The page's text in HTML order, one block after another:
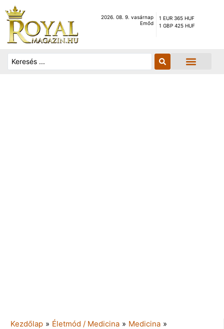
2026. 08. 9. vasárnap
Emőd
1 EUR 365 HUF
1 GBP 425 HUF
Kezdőlap » Életmód / Medicina » Medicina »